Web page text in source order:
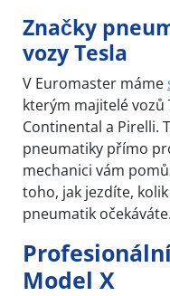
Značky
vozy Tesla
V Euromaster máme
kterým majitelé vozů
Continental a Pirelli.
pneumatiky přímo
mechanici vám
toho, jak jezdíte,
pneumatik očekáváte.
Model X